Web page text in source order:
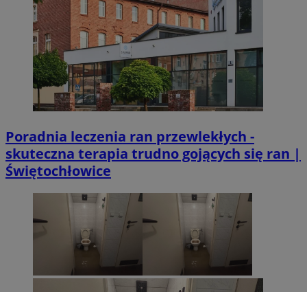
Poradnia leczenia ran przewlekłych -
skuteczna terapia trudno gojących się ran |
Świętochłowice